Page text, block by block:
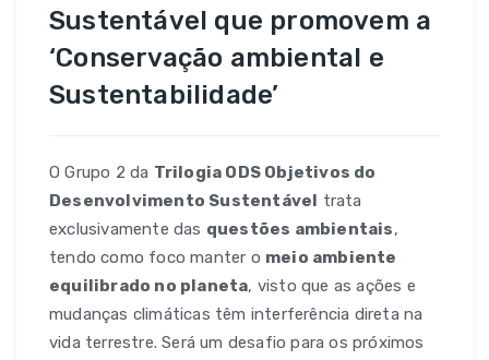
Sustentável que promovem a
‘Conservação ambiental e
Sustentabilidade’
O Grupo 2 da Trilogia ODS Objetivos do
Desenvolvimento Sustentável trata
exclusivamente das questões ambientais,
tendo como foco manter o meio ambiente
equilibrado no planeta, visto que as ações e
mudanças climáticas têm interferência direta na
vida terrestre. Será um desafio para os próximos